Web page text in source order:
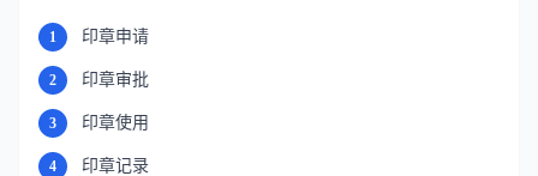
1 印章申请
2 印章审批
3 印章使用
4 印章记录